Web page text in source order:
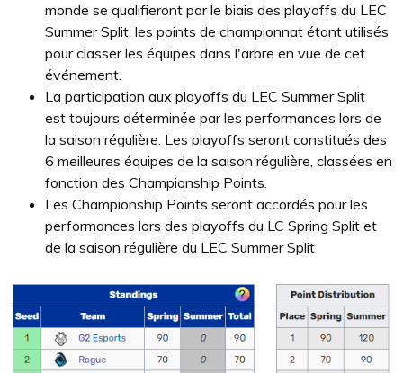
monde se qualifieront par le biais des playoffs du LEC
Summer Split, les points de championnat étant utilisés
pour classer les équipes dans l'arbre en vue de cet
événement.
La participation aux playoffs du LEC Summer Split
est toujours déterminée par les performances lors de
la saison régulière. Les playoffs seront constitués des
6 meilleures équipes de la saison régulière, classées en
fonction des Championship Points.
Les Championship Points seront accordés pour les
performances lors des playoffs du LC Spring Split et
de la saison régulière du LEC Summer Split